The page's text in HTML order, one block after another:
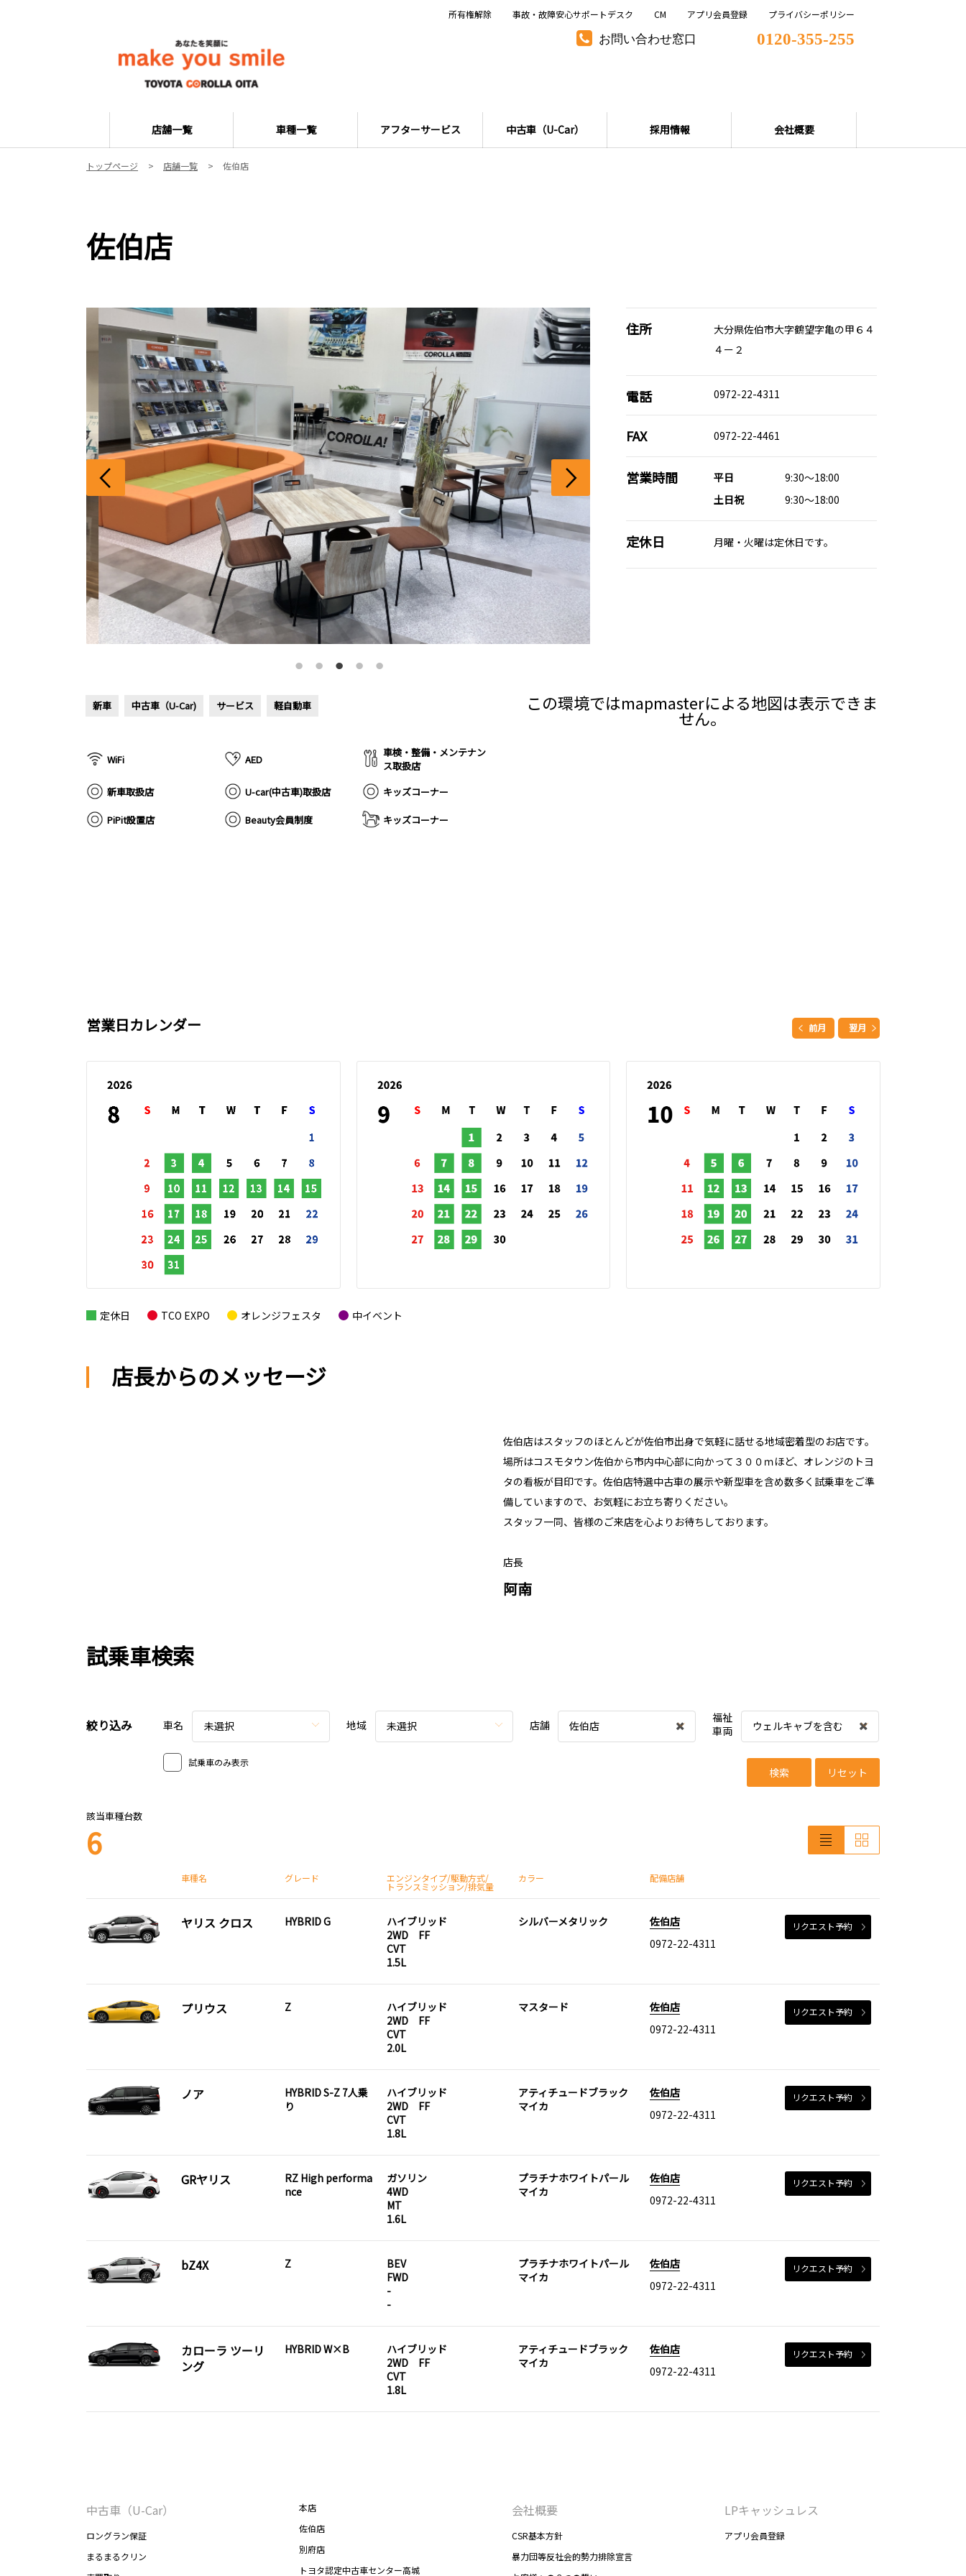
お問い合わせ窓口 0120-355-255
店舗一覧 車種一覧 アフターサービス 中古車（U-Car） 採用情報 会社概要
所有権解除 事故・故障安心サポートデスク CM アプリ会員登録 プライバシーポリシー
トップページ 店舗一覧 佐伯店
佐伯店
住所
大分県佐伯市大字鶴望字亀の甲６４
４ー２
電話 0972-22-4311
FAX 0972-22-4461
営業時間 平日
9:30～18:00
土日祝
9:30～18:00
定休日 月曜・火曜は定休日です。
新車 中古車（U-Car) サービス 軽自動車
WiFi AED
車検・整備・メンテナン
ス取扱店
新車取扱店
U-car(中古車)取扱店 キッズコーナー
PiPit設置店 Beauty会員制度 キッズコーナー
この環境ではmapmasterによる地図は表示できま
せん。
営業日カレンダー 前月 翌月
定休日 TCO EXPO オレンジフェスタ 中イベント
店長からのメッセージ
佐伯店はスタッフのほとんどが佐伯市出身で気軽に話せる地域密着型のお店です。
場所はコスモタウン佐伯から市内中心部に向かって３００ｍほど、オレンジのトヨ
タの看板が目印です。佐伯店特選中古車の展示や新型車を含め数多く試乗車をご準
備していますので、お気軽にお立ち寄りください。
スタッフ一同、皆様のご来店を心よりお待ちしております。
店長
阿南
試乗車検索
絞り込み 車名 未選択 地域 未選択 店舗 佐伯店
福祉
車両
ウェルキャブを含む
試乗車のみ表示
検索 リセット
該当車種台数
6
車種名 グレード エンジンタイプ/駆動方式/
トランスミッション/排気量
カラー 配備店舗
ヤリス クロス HYBRID G
ハイブリッド
2WD FF
CVT
1.5L
シルバーメタリック
佐伯店
0972-22-4311
リクエスト予約
プリウス Z
ハイブリッド
2WD FF
CVT
2.0L
マスタード
佐伯店
0972-22-4311
リクエスト予約
ノア
HYBRID S-Z 7人乗
り
ハイブリッド
2WD FF
CVT
1.8L
アティチュードブラック
マイカ
佐伯店
0972-22-4311
リクエスト予約
GRヤリス
RZ High performa
nce
ガソリン
4WD
MT
1.6L
プラチナホワイトパール
マイカ
佐伯店
0972-22-4311
リクエスト予約
bZ4X Z
BEV
FWD
-
-
プラチナホワイトパール
マイカ
佐伯店
0972-22-4311
リクエスト予約
カローラ ツーリ
ング
HYBRID W×B
ハイブリッド
2WD FF
CVT
1.8L
アティチュードブラック
マイカ
佐伯店
0972-22-4311
リクエスト予約
中古車（U-Car）
ロングラン保証
まるまるクリン
本店
佐伯店
別府店
トヨタ認定中古車センター高城
会社概要
CSR基本方針
暴力団等反社会的勢力排除宣言
LPキャッシュレス
アプリ会員登録